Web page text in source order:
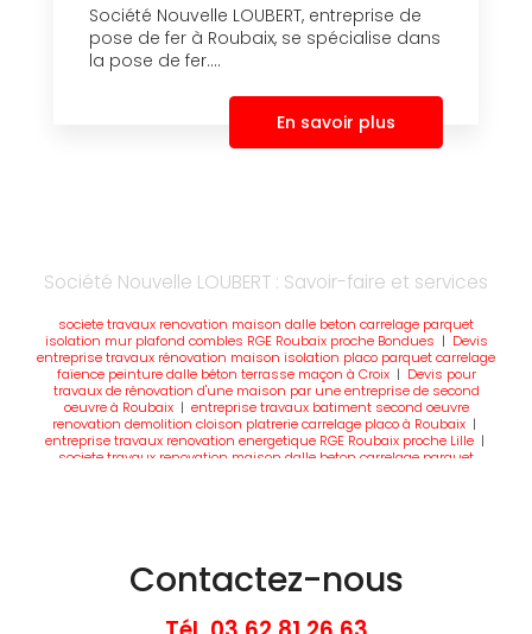
Société Nouvelle LOUBERT, entreprise de
pose de fer à Roubaix, se spécialise dans
la pose de fer....
En savoir plus
Société Nouvelle LOUBERT : Savoir-faire et services
societe travaux renovation maison dalle beton carrelage parquet
isolation mur plafond combles RGE Roubaix proche Bondues | Devis
entreprise travaux rénovation maison isolation placo parquet carrelage
faïence peinture dalle béton terrasse maçon à Croix| Devis pour
travaux de rénovation d'une maison par une entreprise de second
oeuvre à Roubaix| entreprise travaux batiment second oeuvre
renovation demolition cloison platrerie carrelage placo à Roubaix |
entreprise travaux renovation energetique RGE Roubaix proche Lille|
societe travaux renovation maison dalle beton carrelage parquet
terrasse dalle béton carrelage à Roubaix|devis gratuit meilleure
entreprise travaux renovation maison Roubaix proche Lille
plafond isolation RGE combles maçon à Roubaix|
Contactez-nous